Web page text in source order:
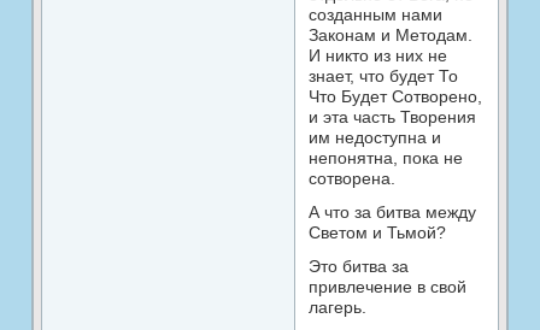
созданным нами
Законам и Методам.
И никто из них не
знает, что будет То
Что Будет Сотворено,
и эта часть Творения
им недоступна и
непонятна, пока не
сотворена.
А что за битва между
Светом и Тьмой?
Это битва за
привлечение в свой
лагерь.